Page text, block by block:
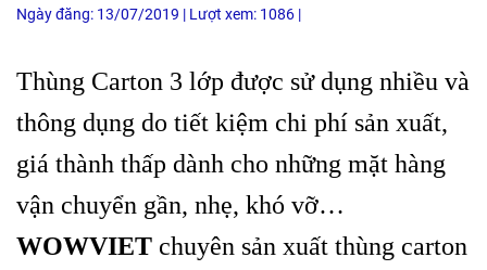
Ngày đăng: 13/07/2019 | Lượt xem: 1086 |
Thùng Carton 3 lớp được sử dụng nhiều và
thông dụng do tiết kiệm chi phí sản xuất,
giá thành thấp dành cho những mặt hàng
vận chuyển gần, nhẹ, khó vỡ…
WOWVIET chuyên sản xuất thùng carton